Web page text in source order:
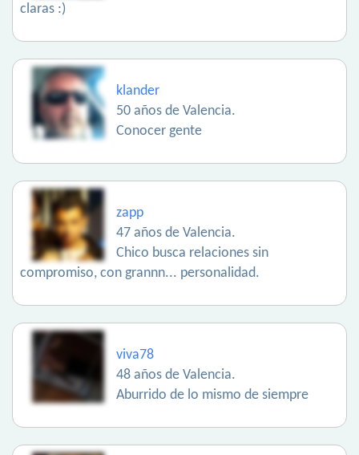
claras :)
klander
50 años de Valencia.
Conocer gente
zapp
47 años de Valencia.
Chico busca relaciones sin
compromiso, con grannn... personalidad.
viva78
48 años de Valencia.
Aburrido de lo mismo de siempre